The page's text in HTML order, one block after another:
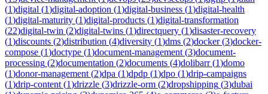
(1)digital (1)digital-adoption (1)digital-business (1)digital-health
(1)digital-maturity (1)digital-products (1)digital-transformation
(22)digital-twin (2)digital-twins (1)directquery (1)disaster-recovery
(1)discounts (2)distribution (4)diversity (1)dms (2)docker(3)docker-
compose (1)doctype (1)document-management (3)document-
processing (2)documentation (2)documents (4)dolibarr(1)domo
(1)donor-management (2)dpa (1)dpdp (1)dpo (1)drip-campaigns
(1)drip-content (1)drizzle (3)drizzle-orm (2)dropshipping (3)dubai